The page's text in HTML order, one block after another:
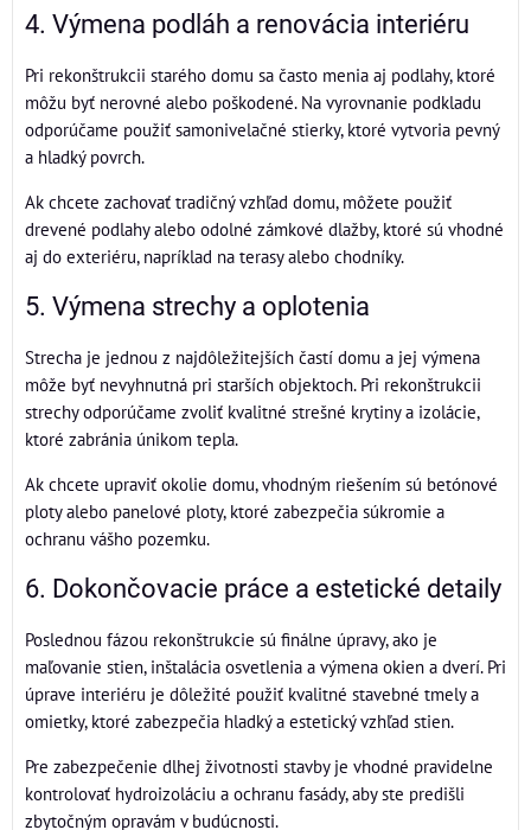
4. Výmena podláh a renovácia interiéru
Pri rekonštrukcii starého domu sa často menia aj podlahy, ktoré
môžu byť nerovné alebo poškodené. Na vyrovnanie podkladu
odporúčame použiť samonivelačné stierky, ktoré vytvoria pevný
a hladký povrch.
Ak chcete zachovať tradičný vzhľad domu, môžete použiť
drevené podlahy alebo odolné zámkové dlažby, ktoré sú vhodné
aj do exteriéru, napríklad na terasy alebo chodníky.
5. Výmena strechy a oplotenia
Strecha je jednou z najdôležitejších častí domu a jej výmena
môže byť nevyhnutná pri starších objektoch. Pri rekonštrukcii
strechy odporúčame zvoliť kvalitné strešné krytiny a izolácie,
ktoré zabránia únikom tepla.
Ak chcete upraviť okolie domu, vhodným riešením sú betónové
ploty alebo panelové ploty, ktoré zabezpečia súkromie a
ochranu vášho pozemku.
6. Dokončovacie práce a estetické detaily
Poslednou fázou rekonštrukcie sú finálne úpravy, ako je
maľovanie stien, inštalácia osvetlenia a výmena okien a dverí. Pri
úprave interiéru je dôležité použiť kvalitné stavebné tmely a
omietky, ktoré zabezpečia hladký a estetický vzhľad stien.
Pre zabezpečenie dlhej životnosti stavby je vhodné pravidelne
kontrolovať hydroizoláciu a ochranu fasády, aby ste predišli
zbytočným opravám v budúcnosti.